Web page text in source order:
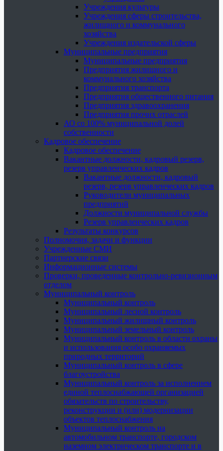
Учреждения культуры
Учреждения сферы строительства,
жилищного и коммунального
хозяйства
Учреждения издательской сферы
Муниципальные предприятия
Муниципальные предприятия
Предприятия жилищного и
коммунального хозяйства
Предприятия транспорта
Предприятия общественного питания
Предприятия здравоохранения
Предприятия прочих отраслей
АО со 100% муниципальной долей
собственности
Кадровое обеспечение
Кадровое обеспечение
Вакантные должности, кадровый резерв,
резерв управленческих кадров
Вакантные должности, кадровый
резерв, резерв управленческих кадров
Руководители муниципальных
предприятий
Должности муниципальной службы
Резерв управленческих кадров
Результаты конкурсов
Полномочия, задачи и функции
Учрежденные СМИ
Партнерские связи
Информационные системы
Проверки, проведенные контрольно-ревизионным
отделом
Муниципальный контроль
Муниципальный контроль
Муниципальный лесной контроль
Муниципальный жилищный контроль
Муниципальный земельный контроль
Муниципальный контроль в области охраны
и использования особо охраняемых
природных территорий
Муниципальный контроль в сфере
благоустройства
Муниципальный контроль за исполнением
единой теплоснабжающей организацией
обязательств по строительству,
реконструкции и (или) модернизации
объектов теплоснабжения
Муниципальный контроль на
автомобильном транспорте, городском
наземном электрическом транспорте и в